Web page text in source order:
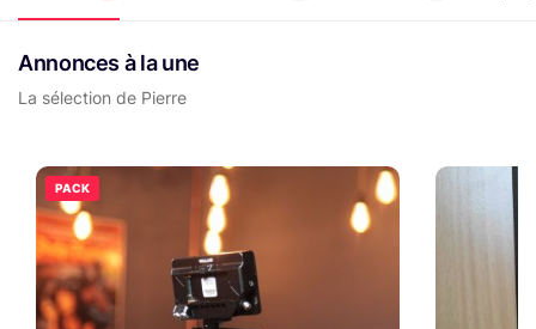
Annonces à la une
La sélection de Pierre
PACK